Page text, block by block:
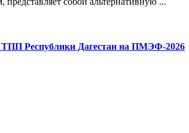
ТПП Республики Дагестан на ПМЭФ-2026